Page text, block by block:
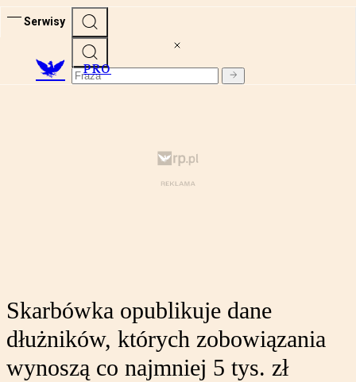
Serwisy
PRO
Skarbówka opublikuje dane
dłużników, których zobowiązania
wynoszą co najmniej 5 tys. zł